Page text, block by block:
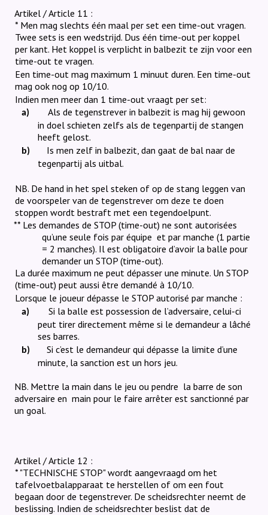
Artikel / Article 11 :
* Men mag slechts één maal per set een time-out vragen.
Twee sets is een wedstrijd. Dus één time-out per koppel
per kant. Het koppel is verplicht in balbezit te zijn voor een
time-out te vragen.
Een time-out mag maximum 1 minuut duren. Een time-out
mag ook nog op 10/10.
Indien men meer dan 1 time-out vraagt per set:
a)
Als de tegenstrever in balbezit is mag hij gewoon
in doel schieten zelfs als de tegenpartij de stangen
heeft gelost.
b)
Is men zelf in balbezit, dan gaat de bal naar de
tegenpartij als uitbal.
NB. De hand in het spel steken of op de stang leggen van
de voorspeler van de tegenstrever om deze te doen
stoppen wordt bestraft met een tegendoelpunt.
** Les demandes de STOP (time-out) ne sont autorisées
qu’une seule fois par équipe et par manche (1 partie
= 2 manches). Il est obligatoire d’avoir la balle pour
demander un STOP (time-out).
La durée maximum ne peut dépasser une minute. Un STOP
(time-out) peut aussi être demandé à 10/10.
Lorsque le joueur dépasse le STOP autorisé par manche :
a)
Si la balle est possession de l’adversaire, celui-ci
peut tirer directement même si le demandeur a lâché
ses barres.
b)
Si c’est le demandeur qui dépasse la limite d’une
minute, la sanction est un hors jeu.
NB. Mettre la main dans le jeu ou pendre la barre de son
adversaire en main pour le faire arrêter est sanctionné par
un goal.
Artikel / Article 12 :
* "TECHNISCHE STOP" wordt aangevraagd om het
tafelvoetbalapparaat te herstellen of om een fout
begaan door de tegenstrever. De scheidsrechter neemt de
beslissing. Indien de scheidsrechter beslist dat de